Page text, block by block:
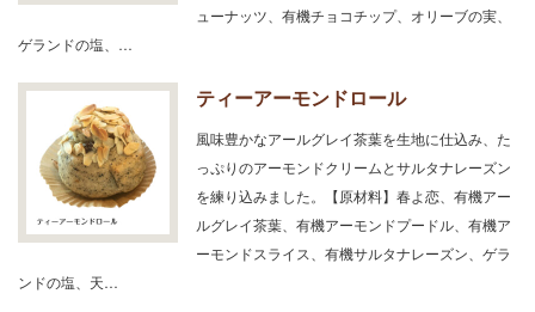
ューナッツ、有機チョコチップ、オリーブの実、
ゲランドの塩、…
ティーアーモンドロール
風味豊かなアールグレイ茶葉を生地に仕込み、た
っぷりのアーモンドクリームとサルタナレーズン
を練り込みました。【原材料】春よ恋、有機アー
ルグレイ茶葉、有機アーモンドプードル、有機ア
ーモンドスライス、有機サルタナレーズン、ゲラ
ンドの塩、天…